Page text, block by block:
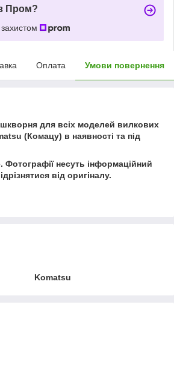
Пром?
Оплата Умови повернення
для всіх моделей вилкових
(Комацу) в наявності та під
Фотографії несуть інформаційний
від оригіналу.
Komatsu